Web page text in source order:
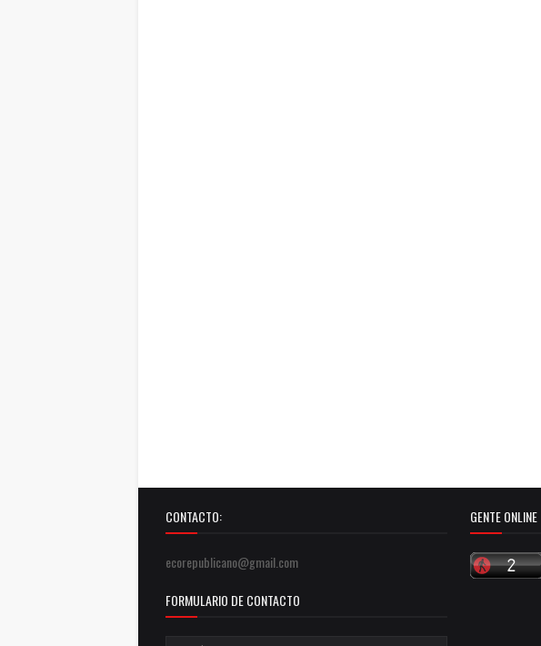
CONTACTO:
ecorepublicano@gmail.com
FORMULARIO DE CONTACTO
GENTE ONLINE